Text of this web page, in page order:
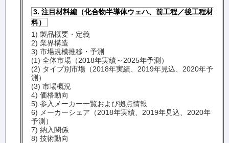
3. 注目材料編（化合物半導体ウェハ、前工程／後工程材
料）
1) 製品概要・定義
2) 業界構造
3) 市場規模推移・予測
(1) 全体市場（2018年実績～2025年予測）
(2) タイプ別市場（2018年実績、2019年見込、2020年予
測）
(3) 市場概況
4) 価格動向
5) 参入メーカー一覧および拠点情報
6) メーカーシェア（2018年実績、2019年見込、2020年
予測）
7) 納入関係
8) 技術動向